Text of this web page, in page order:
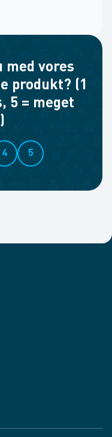
med vores
produkt? (1
5 = meget
4 5